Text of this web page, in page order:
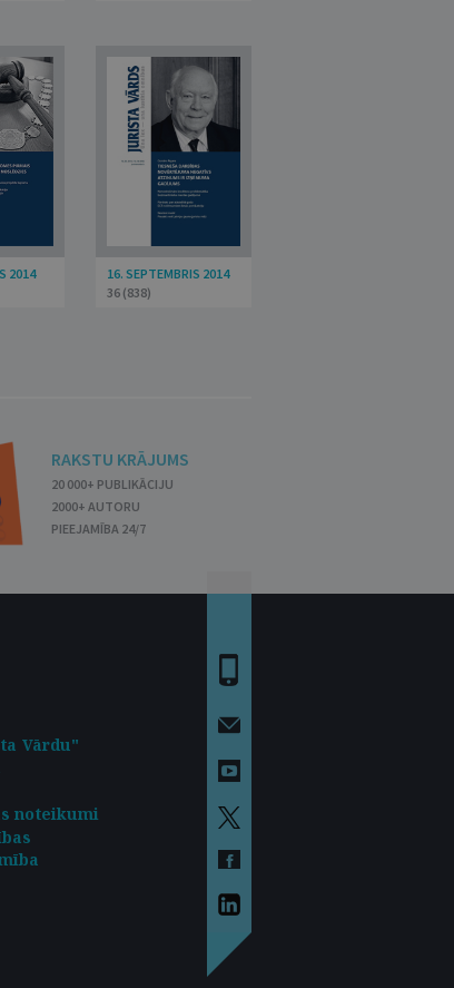
2014
16. SEPTEMBRIS 2014
36 (838)
RAKSTU KRĀJUMS
20 000+ PUBLIKĀCIJU
2000+ AUTORU
PIEEJAMĪBA 24/7
Vārdu"
noteikumi